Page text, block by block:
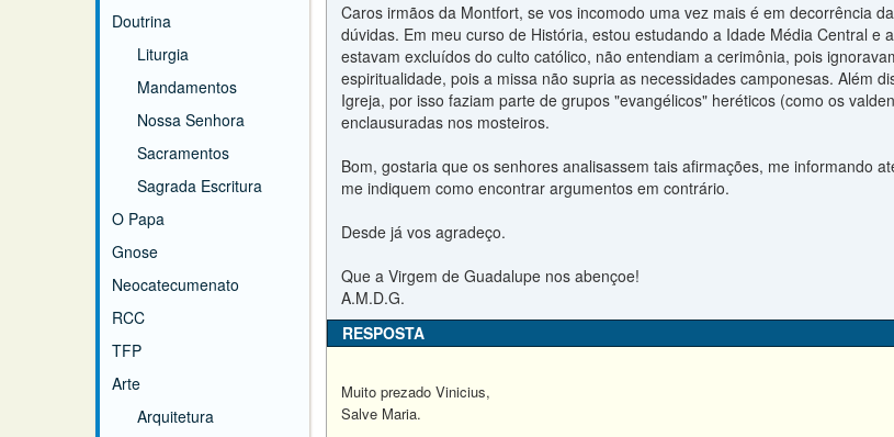
Doutrina
Liturgia
Mandamentos
Nossa Senhora
Sacramentos
Sagrada Escritura
O Papa
Gnose
Neocatecumenato
RCC
TFP
Arte
Arquitetura
Caros irmãos da Montfort, se vos incomodo uma vez mais é em decorrência
dúvidas. Em meu curso de História, estou estudando a Idade Média Central
estavam excluídos do culto católico, não entendiam a cerimônia, pois
espiritualidade, pois a missa não supria as necessidades camponesas. Além
Igreja, por isso faziam parte de grupos "evangélicos" heréticos (como os
enclausuradas nos mosteiros.
Bom, gostaria que os senhores analisassem tais afirmações, me informando
me indiquem como encontrar argumentos em contrário.
Desde já vos agradeço.
Que a Virgem de Guadalupe nos abençoe!
A.M.D.G.
RESPOSTA
Muito prezado Vinicius,
Salve Maria.